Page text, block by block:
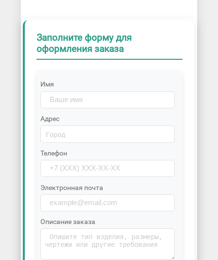
Заполните форму для
оформления заказа
Имя
Адрес
Телефон
Электронная почта
Описание заказа